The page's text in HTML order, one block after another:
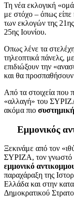
Τη νέα εκλογική
με στόχο – όπως
των εκλογών της
25ης Ιουνίου.
Οπως λένε τα
τηλεοπτικά πάνελς,
επιδιώξουν την
και θα
Από τα στοιχεία που
«αλλαγή» του
ακόμα πιο συστημική
Εμμονικός
Ξεκινάμε από τον
ΣΥΡΙΖΑ, τον γνωστό
εμμονικό
παραχάραξη της
Ελλάδα και στην
Δημοκρατικού